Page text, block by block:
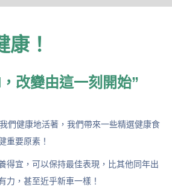
康！
改變由這一刻開始”
們健康地活著，我們帶來一些精選健康食
重要原素！
得宜，可以保持最佳表現，比其他同年出
力，甚至近乎新車一樣！